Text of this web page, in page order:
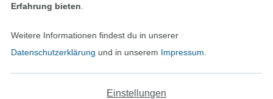
Kontakt
Bestellung widerrufen
Erfahrung bieten
Weitere Informationen findest du in unserer
Datenschutzerklärung und in unserem Impressum
Einstellungen